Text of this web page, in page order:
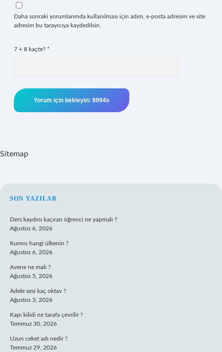
Daha sonraki yorumlarımda kullanılması için adım, e-posta adresim ve site
adresim bu tarayıcıya kaydedilsin.
7 + 8 kaçtır? *
Sitemap
SIDEBAR
SON YAZILAR
Ders kaydını kaçıran öğrenci ne yapmalı ?
Ağustos 6, 2026
Kumru hangi ülkenin ?
Ağustos 6, 2026
Avene ne malı ?
Ağustos 5, 2026
Adele sesi kaç oktav ?
Ağustos 3, 2026
Kapı kilidi ne tarafa çevrilir ?
Temmuz 30, 2026
Uzun ceket adı nedir ?
Temmuz 29, 2026